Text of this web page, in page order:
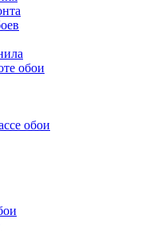
обои
обои